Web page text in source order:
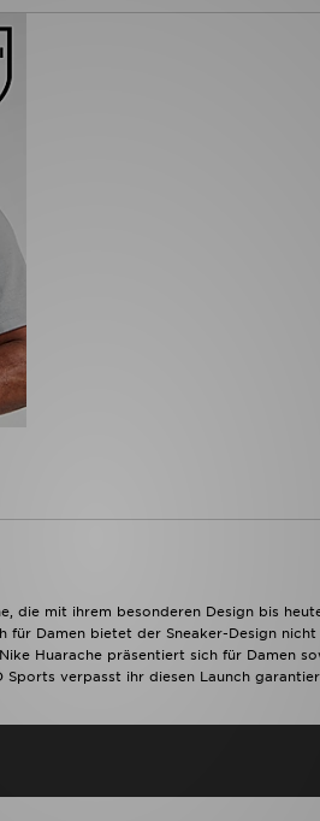
die mit ihrem besonderen Design bis
für Damen bietet der Sneaker-Design
Huarache präsentiert sich für Damen
verpasst ihr diesen Launch